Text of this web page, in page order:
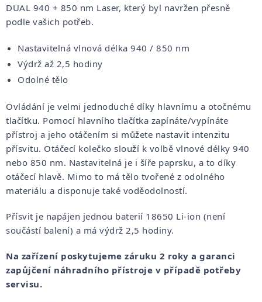
DUAL 940 + 850 nm Laser, který byl navržen přesně
podle vašich potřeb.
Nastavitelná vlnová délka 940 / 850 nm
Výdrž až 2,5 hodiny
Odolné tělo
Ovládání je velmi jednoduché díky hlavnímu a otočnému
tlačítku. Pomocí hlavního tlačítka zapínáte/vypínáte
přístroj a jeho otáčením si můžete nastavit intenzitu
přísvitu. Otáčecí kolečko slouží k volbě vlnové délky 940
nebo 850 nm. Nastavitelná je i šíře paprsku, a to díky
otáčecí hlavě. Mimo to má tělo tvořené z odolného
materiálu a disponuje také voděodolností.
Přísvit je napájen jednou baterií 18650 Li-ion (není
součástí balení) a má výdrž 2,5 hodiny.
Na zařízení poskytujeme záruku 2 roky a garanci
zapůjčení náhradního přístroje v případě potřeby
servisu.